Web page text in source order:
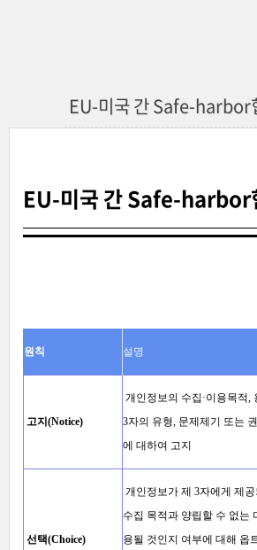
EU-미국 간 Safe-harbor
EU-미국 간 Safe-harbor
원칙 설명
고지(Notice)
개인정보의 수집·이용목적,
3자의 유형, 문제제기 또는
에 대하여 고지
선택(Choice)
개인정보가 제 3자에게 제
수집 목적과 양립할 수 없는
용될 것인지 여부에 대해 옵